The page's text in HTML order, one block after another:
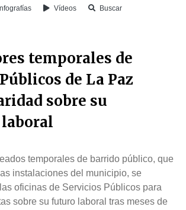
Infografías Vídeos Buscar
temporales de
de La Paz
sobre su
temporales de barrido público, que
instalaciones del municipio, se
oficinas de Servicios Públicos para
sobre su futuro laboral tras meses de